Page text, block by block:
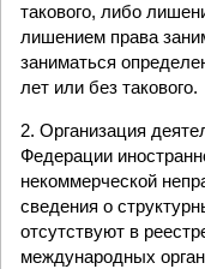
такового, либо
лишением права
заниматься
лет или без такового.
2. Организация
Федерации
некоммерческой
сведения о
отсутствуют в
международных